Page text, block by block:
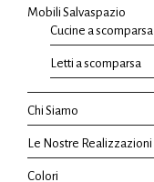
Mobili Salvaspazio
Cucine a scomparsa
Letti a scomparsa
Chi Siamo
Le Nostre Realizzazioni
Colori